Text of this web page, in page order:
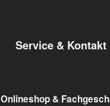
Service & Kontakt
Onlineshop &